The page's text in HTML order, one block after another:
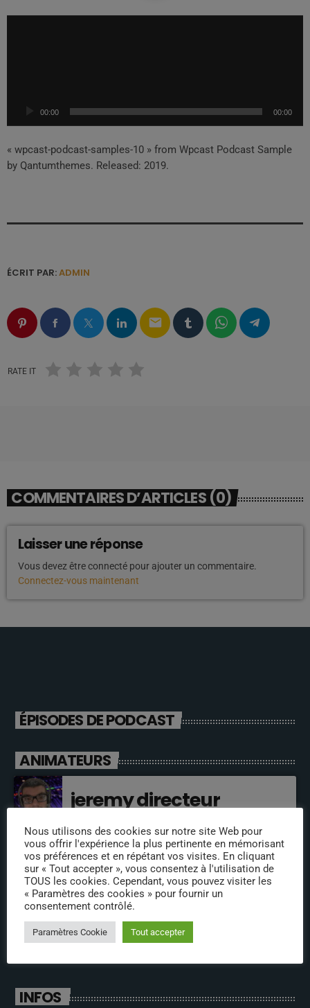
u
d
00:00 00:00
« wpcast-podcast-samples-10 » from Wpcast Podcast Sample
by Qantumthemes. Released: 2019.
ÉCRIT PAR:ADMIN
email
RATE IT
COMMENTAIRES D’ARTICLES (0)
Laisser une réponse
Vous devez être connecté pour ajouter un commentaire.
Connectez-vous maintenant
ÉPISODES DE PODCAST
ANIMATEURS
jeremy directeur
fabrice
annabelle
INFOS
Nous utilisons des cookies sur notre site Web pour
vous offrir l'expérience la plus pertinente en mémorisant
vos préférences et en répétant vos visites. En cliquant
sur « Tout accepter », vous consentez à l'utilisation de
TOUS les cookies. Cependant, vous pouvez visiter les
« Paramètres des cookies » pour fournir un
consentement contrôlé.
Paramètres Cookie Tout accepter